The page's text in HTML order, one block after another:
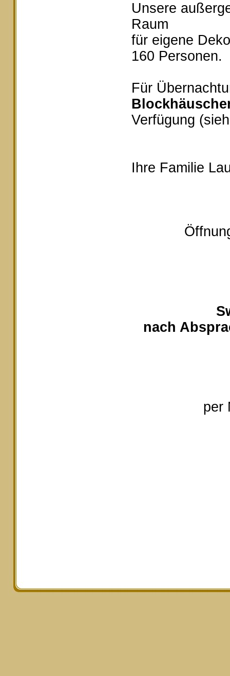
Unsere
Raum
für eigene
160 Personen.
Für
Verfügung
Ihre Familie
nach
per